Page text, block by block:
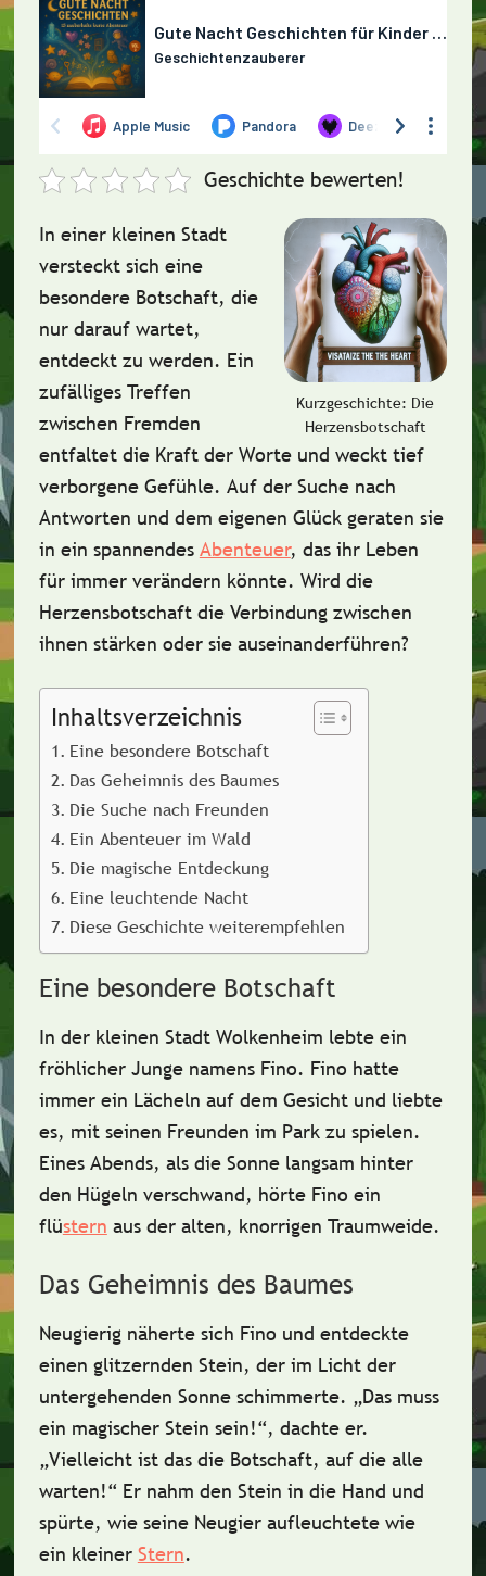
Geschichte bewerten!
Kurzgeschichte: Die
Herzensbotschaft
In einer kleinen Stadt
versteckt sich eine
besondere Botschaft, die
nur darauf wartet,
entdeckt zu werden. Ein
zufälliges Treffen
zwischen Fremden
entfaltet die Kraft der Worte und weckt tief
verborgene Gefühle. Auf der Suche nach
Antworten und dem eigenen Glück geraten sie
in ein spannendes Abenteuer, das ihr Leben
für immer verändern könnte. Wird die
Herzensbotschaft die Verbindung zwischen
ihnen stärken oder sie auseinanderführen?
Inhaltsverzeichnis
Eine besondere Botschaft
Das Geheimnis des Baumes
Die Suche nach Freunden
Ein Abenteuer im Wald
Die magische Entdeckung
Eine leuchtende Nacht
Diese Geschichte weiterempfehlen
Eine besondere Botschaft
In der kleinen Stadt Wolkenheim lebte ein
fröhlicher Junge namens Fino. Fino hatte
immer ein Lächeln auf dem Gesicht und liebte
es, mit seinen Freunden im Park zu spielen.
Eines Abends, als die Sonne langsam hinter
den Hügeln verschwand, hörte Fino ein
flüstern aus der alten, knorrigen Traumweide.
Das Geheimnis des Baumes
Neugierig näherte sich Fino und entdeckte
einen glitzernden Stein, der im Licht der
untergehenden Sonne schimmerte. „Das muss
ein magischer Stein sein!“, dachte er.
„Vielleicht ist das die Botschaft, auf die alle
warten!“ Er nahm den Stein in die Hand und
spürte, wie seine Neugier aufleuchtete wie
ein kleiner Stern.